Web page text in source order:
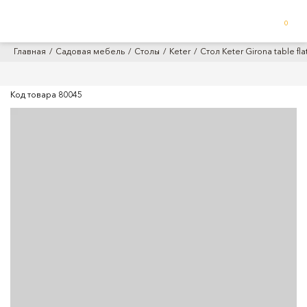
0
Главная Садовая мебель Столы Keter Стол Keter Girona table
Код товара 80045